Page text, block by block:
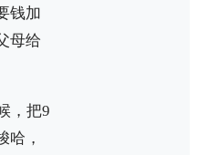
钱加
母给
，把9
哈，